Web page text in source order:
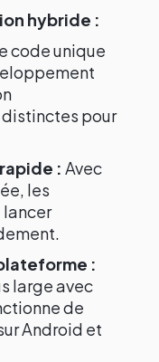
hybride :
code unique
pour
: Avec
les
:
large avec
de
Android et